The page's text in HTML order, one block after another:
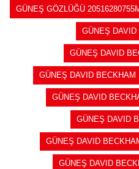
GÜNEŞ GÖZLÜĞÜ
GÜNEŞ
GÜNEŞ DAVID
GÜNEŞ DAVID BECKHAM
GÜNEŞ DAVID
GÜNEŞ DAVID
GÜNEŞ DAVID
GÜNEŞ DAVID